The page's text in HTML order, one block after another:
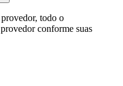
todo o
conforme suas